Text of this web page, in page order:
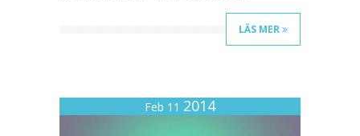
LÄS MER
Feb 11 2014